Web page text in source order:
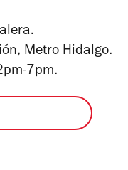
Metro Hidalgo.
7pm.